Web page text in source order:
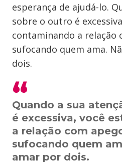
esperança de ajudá-lo.
sobre o outro é
contaminando a relação
sufocando quem ama.
dois.
Quando a sua
é excessiva, você
a relação com
sufocando quem
amar por dois.